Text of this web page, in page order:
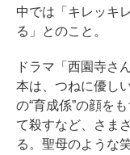
中では「キレッキ
る」とのこと。
ドラマ「西園寺さ
本は、つねに優し
の“育成係”の顔を
て殺すなど、さま
る。聖母のような